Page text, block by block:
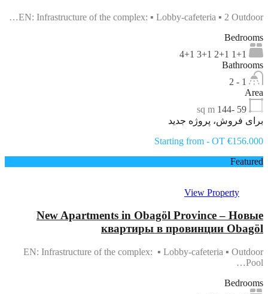
EN: Infrastructure of the complex: ▪ Lobby-cafeteria ▪ 2 Outdoor…
Bedrooms
1+1 2+1 3+1 4+1
Bathrooms
1 - 2
Area
59 -144
sq m
برای فروش، پروژه جدید
Starting from - OT €156.000
Featured
View Property
New Apartments in Obagöl Province – Новые
квартиры в провинции Obagöl
EN: Infrastructure of the complex: ▪ Lobby-cafeteria ▪ Outdoor
Pool…
Bedrooms